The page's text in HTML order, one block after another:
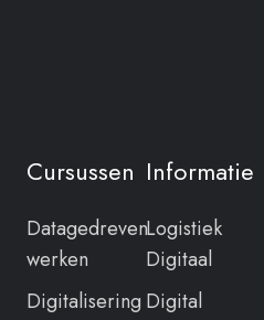
Cursussen
Datagedreven
werken
Digitalisering
Informatie
Logistiek
Digitaal
Digital